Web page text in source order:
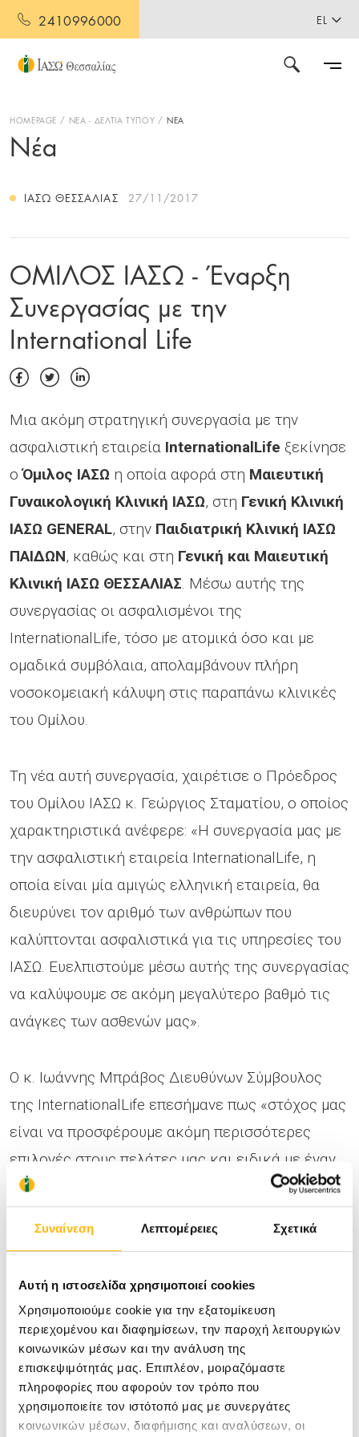
Συναίνεση Λεπτομέρειες Σχετικά
Αυτή η ιστοσελίδα χρησιμοποιεί cookies
Χρησιμοποιούμε cookie για την εξατομίκευση
περιεχομένου και διαφημίσεων, την παροχή λειτουργιών
κοινωνικών μέσων και την ανάλυση της
επισκεψιμότητάς μας. Επιπλέον, μοιραζόμαστε
πληροφορίες που αφορούν τον τρόπο που
χρησιμοποιείτε τον ιστότοπό μας με συνεργάτες
κοινωνικών μέσων, διαφήμισης και αναλύσεων, οι
2410996000 EL
HOMEPAGE ΝΕΑ - ΔΕΛΤΙΑ ΤΥΠΟΥ ΝΕΑ
Νέα
ΙΑΣΩ ΘΕΣΣΑΛΊΑΣ 27/11/2017
ΟΜΙΛΟΣ ΙΑΣΩ - Έναρξη
Συνεργασίας με την
International Life
Μια ακόμη στρατηγική συνεργασία με την
ασφαλιστική εταιρεία InternationalLife ξεκίνησε
οΌμιλος ΙΑΣΩ η οποία αφορά στη Μαιευτική
Γυναικολογική Κλινική ΙΑΣΩ, στη Γενική Κλινική
ΙΑΣΩ GENERAL, στην Παιδιατρική Κλινική ΙΑΣΩ
ΠΑΙΔΩΝ, καθώς και στη Γενική και Μαιευτική
Κλινική ΙΑΣΩ ΘΕΣΣΑΛΙΑΣ. Μέσω αυτής της
συνεργασίας οι ασφαλισμένοι της
InternationalLife, τόσο με ατομικά όσο και με
ομαδικά συμβόλαια, απολαμβάνουν πλήρη
νοσοκομειακή κάλυψη στις παραπάνω κλινικές
του Ομίλου.
Τη νέα αυτή συνεργασία, χαιρέτισε ο Πρόεδρος
του Ομίλου ΙΑΣΩ κ. Γεώργιος Σταματίου, ο οποίος
χαρακτηριστικά ανέφερε: «Η συνεργασία μας με
την ασφαλιστική εταιρεία InternationalLife, η
οποία είναι μία αμιγώς ελληνική εταιρεία, θα
διευρύνει τον αριθμό των ανθρώπων που
καλύπτονται ασφαλιστικά για τις υπηρεσίες του
ΙΑΣΩ. Ευελπιστούμε μέσω αυτής της συνεργασίας
να καλύψουμε σε ακόμη μεγαλύτερο βαθμό τις
ανάγκες των ασθενών μας».
Ο κ. Ιωάννης Μπράβος Διευθύνων Σύμβουλος
της InternationalLife επεσήμανε πως «στόχος μας
είναι να προσφέρουμε ακόμη περισσότερες
επιλογές στους πελάτες μας και ειδικά με έναν
από τους πλέον κορυφαίους Ομίλους που
όπως το ΙΑΣΩ».
Ο Όμιλος ΙΑΣΩ συνεργάζεται ήδη με τις
περισσότερες ιδιωτικές ασφαλιστικές
εταιρείες, καθώς και με τον ΠΕΔΥ
προσφέροντας έτσι ολοκληρωμένη ασφαλιστική
κάλυψη για το σύνολο των υπηρεσιών του.